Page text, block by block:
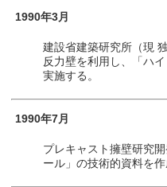
1990年3月
建設省建築研究所（現
反力壁を利用し、「ハ
実施する。
1990年7月
プレキャスト擁壁研究
ール」の技術的資料を作